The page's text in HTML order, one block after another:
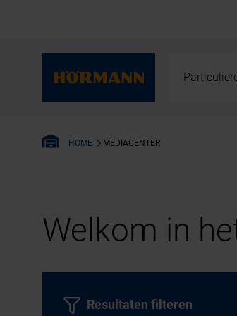
HOME MEDIACENTER
Welkom in
Resultaten filteren